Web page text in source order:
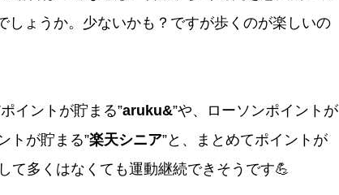
ょうか。少ないかも？ですが歩くのが楽しいの
イントが貯まる”aruku&”や、ローソンポイントが
トが貯まる”楽天シニア”と、まとめてポイントが
て多くはなくても運動継続できそうです💪